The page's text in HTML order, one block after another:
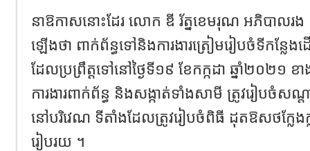
នាឱកាសនោះដែរ លោក ឌី រ័ត្នខេមរុណ អភិបាល
ឡើងថា ពាក់ព័ន្ធទៅនិងការងារត្រៀមរៀបចំទីកន្លែង
ដែលប្រព្រឹត្តទៅនៅថ្ងៃទី១៩ ខែកក្កដា ឆ្នាំ២០២១ ខ
ការងារពាក់ព័ន្ធ និងសង្កាត់ទាំងសាមី ត្រូវរៀបចំសណ្
នៅបរិវេណ ទីតាំងដែលត្រូវរៀបចំពិធី ដុតឱសថក្លែ
រៀបរយ ។